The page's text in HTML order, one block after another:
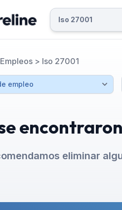
Empleos > Iso 27001
eliminar